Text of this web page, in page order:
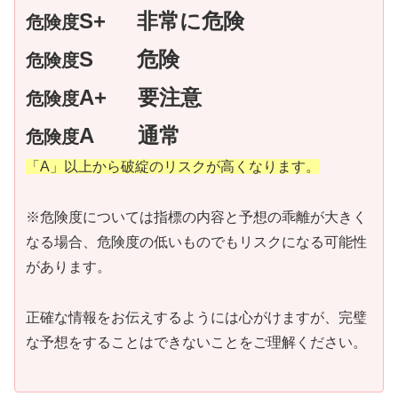
危険度S+ 非常に危険
危険度S 危険
危険度A+ 要注意
危険度A 通常
「A」以上から破綻のリスクが高くなります。
※危険度については指標の内容と予想の乖離が大きく
なる場合、危険度の低いものでもリスクになる可能性
があります。
正確な情報をお伝えするようには心がけますが、完璧
な予想をすることはできないことをご理解ください。